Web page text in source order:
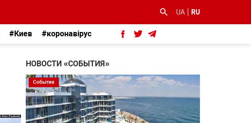
UA RU
#Киев #коронавірус
НОВОСТИ «СОБЫТИЯ»
События